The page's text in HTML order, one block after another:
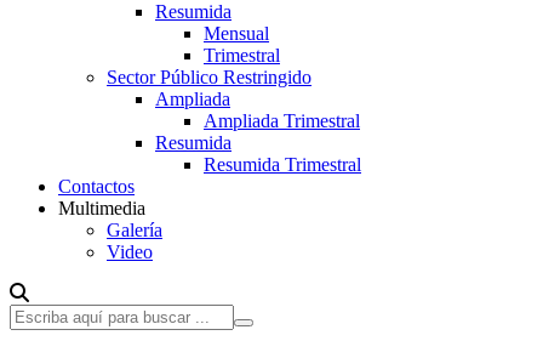
Resumida
Mensual
Trimestral
Sector Público Restringido
Ampliada
Ampliada Trimestral
Resumida
Resumida Trimestral
Contactos
Multimedia
Galería
Video